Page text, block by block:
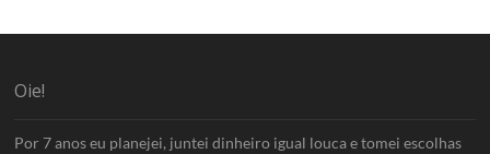
Oie!
Por 7 anos eu planejei, juntei dinheiro igual louca e tomei escolhas